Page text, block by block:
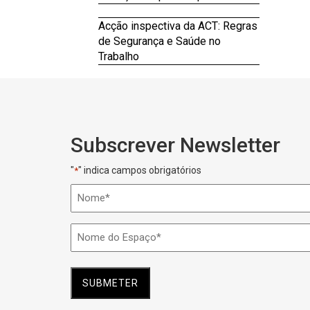
Acção inspectiva da ACT: Regras
de Segurança e Saúde no
Trabalho
Subscrever Newsletter
"*" indica campos obrigatórios
Nome
Nome
do